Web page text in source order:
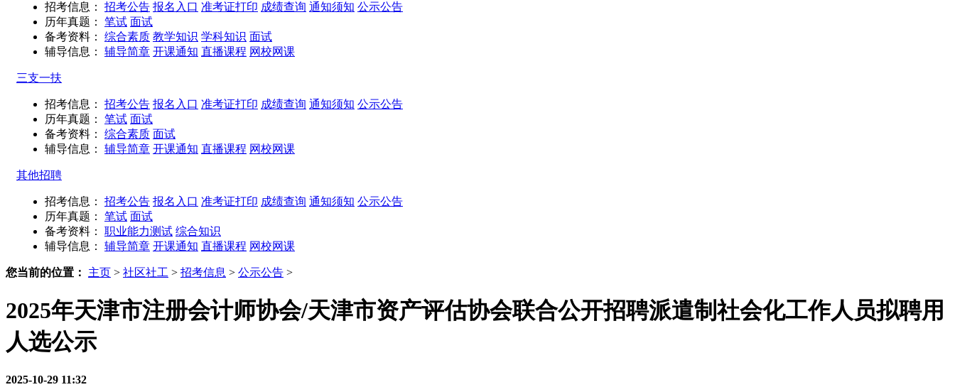
招考信息： 招考公告 报名入口 准考证打印 成绩查询 通知须知 公示公告
历年真题：
笔试 面试
备考资料：
综合素质 教学知识 学科知识 面试
辅导信息：
辅导简章 开课通知 直播课程 网校网课
三支一扶
招考信息： 招考公告 报名入口 准考证打印 成绩查询 通知须知 公示公告
历年真题：
笔试 面试
备考资料：
综合素质 面试
辅导信息：
辅导简章 开课通知 直播课程 网校网课
其他招聘
招考信息： 招考公告 报名入口 准考证打印 成绩查询 通知须知 公示公告
历年真题：
笔试 面试
备考资料：
职业能力测试 综合知识
辅导信息：
辅导简章 开课通知 直播课程 网校网课
您当前的位置： 主页 > 社区社工 > 招考信息 > 公示公告 >
2025年天津市注册会计师协会/天津市资产评估协会联合公开招聘派遣制社会化工作人员拟聘用
人选公示
2025-10-29 11:32